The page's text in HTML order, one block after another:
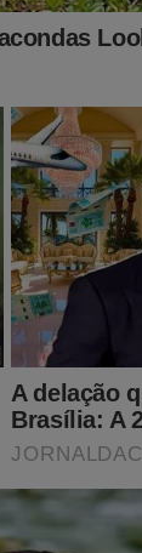
já se
chegando...
News foram
ações do
na mão?